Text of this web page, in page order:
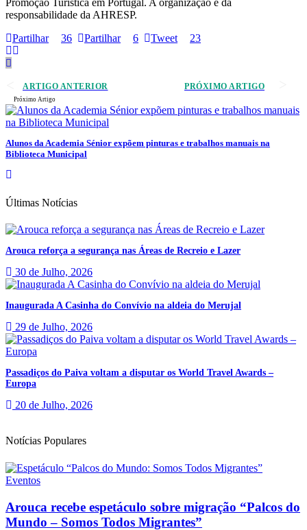
responsabilidade da AHRESP.
Partilhar
36 Partilhar 6 Tweet 23
ARTIGO ANTERIOR PRÓXIMO ARTIGO
Próximo Artigo
Alunos da Academia Sénior expõem pinturas e trabalhos manuais na
Biblioteca Municipal
Últimas Notícias
Arouca reforça a segurança nas Áreas de Recreio e Lazer
30 de Julho, 2026
Inaugurada A Casinha do Convívio na aldeia do Merujal
29 de Julho, 2026
Passadiços do Paiva voltam a disputar os World Travel Awards –
Europa
20 de Julho, 2026
Notícias Populares
Eventos
Arouca recebe espetáculo sobre migração “Palcos do
Mundo – Somos Todos Migrantes”